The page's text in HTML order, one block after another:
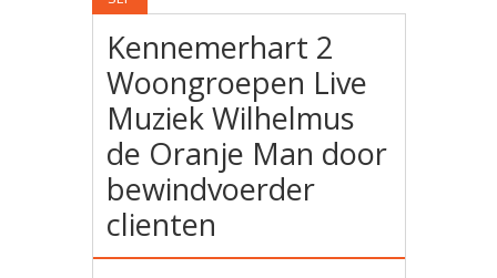
Kennemerhart 2
Woongroepen Live
Muziek Wilhelmus
de Oranje Man door
bewindvoerder
clienten